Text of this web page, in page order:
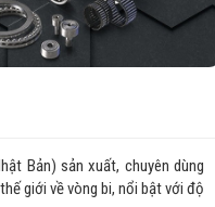
Bản) sản xuất, chuyên dùng
giới về vòng bi, nổi bật với độ